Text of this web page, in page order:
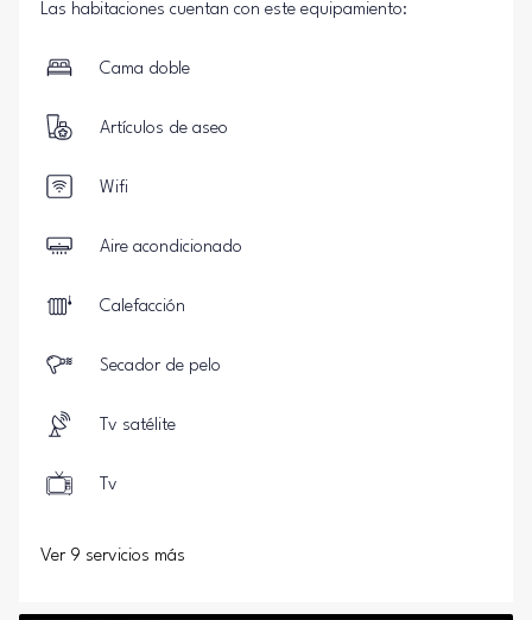
Las habitaciones cuentan con este equipamiento:
Cama doble
Artículos de aseo
Wifi
Aire acondicionado
Calefacción
Secador de pelo
Tv satélite
Tv
Ver 9 servicios más